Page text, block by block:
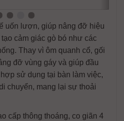
uốn lượn, giúp nâng đỡ hiệu
cảm giác gò bó như các
Thay vì ôm quanh cổ, gối
đỡ vùng gáy và giúp đầu
sử dụng tại bàn làm việc,
chuyển, mang lại sự thoải
cấp thông thoáng, co giãn 4